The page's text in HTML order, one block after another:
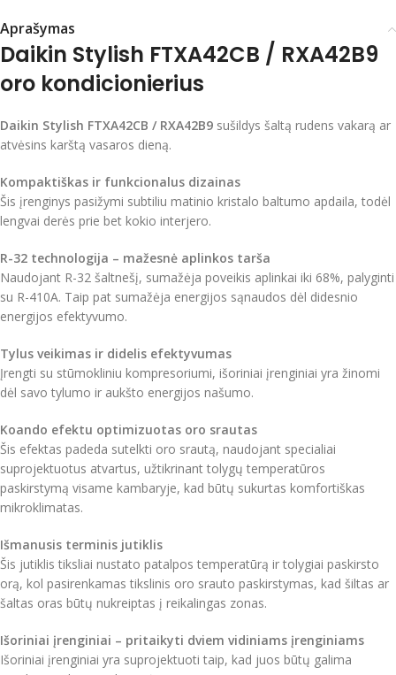
Aprašymas
Daikin Stylish FTXA42CB / RXA42B9
oro kondicionierius
Daikin Stylish FTXA42CB / RXA42B9 sušildys šaltą rudens vakarą ar
atvėsins karštą vasaros dieną.
Kompaktiškas ir funkcionalus dizainas
Šis įrenginys pasižymi subtiliu matinio kristalo baltumo apdaila, todėl
lengvai derės prie bet kokio interjero.
R-32 technologija – mažesnė aplinkos tarša
Naudojant R-32 šaltnešį, sumažėja poveikis aplinkai iki 68%, palyginti
su R-410A. Taip pat sumažėja energijos sąnaudos dėl didesnio
energijos efektyvumo.
Tylus veikimas ir didelis efektyvumas
Įrengti su stūmokliniu kompresoriumi, išoriniai įrenginiai yra žinomi
dėl savo tylumo ir aukšto energijos našumo.
Koando efektu optimizuotas oro srautas
Šis efektas padeda sutelkti oro srautą, naudojant specialiai
suprojektuotus atvartus, užtikrinant tolygų temperatūros
paskirstymą visame kambaryje, kad būtų sukurtas komfortiškas
mikroklimatas.
Išmanusis terminis jutiklis
Šis jutiklis tiksliai nustato patalpos temperatūrą ir tolygiai paskirsto
orą, kol pasirenkamas tikslinis oro srauto paskirstymas, kad šiltas ar
šaltas oras būtų nukreiptas į reikalingas zonas.
Išoriniai įrenginiai – pritaikyti dviem vidiniams įrenginiams
Išoriniai įrenginiai yra suprojektuoti taip, kad juos būtų galima